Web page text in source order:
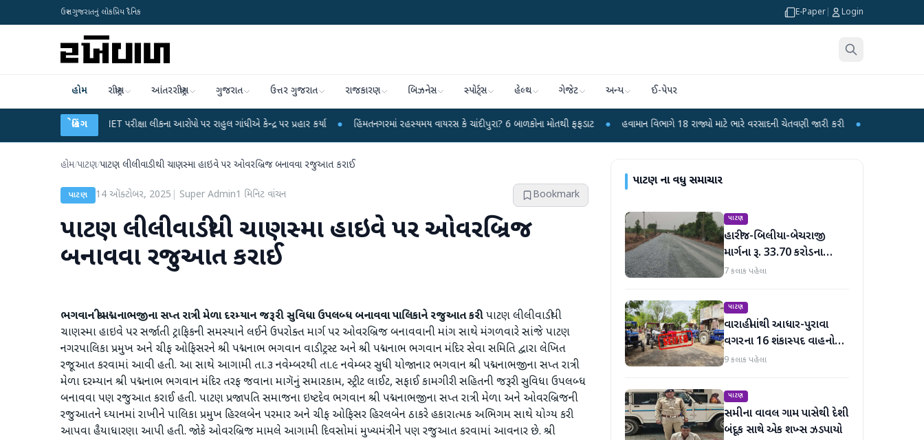
ઉત્તર ગુજરાતનું લોકપ્રિય દૈનિક E-Paper Login
હોમ રાષ્ટ્રીય આંતરરાષ્ટ્રીય ગુજરાત ઉત્તર ગુજરાત રાજકારણ બિઝનેસ સ્પોર્ટ્સ હેલ્થ ગેજેટ અન્ય ઈ-પેપર
બ્રેકિંગ
UGC-NET પરીક્ષા લીકના આરોપો પર રાહુલ ગાંધીએ કેન્દ્ર પર પ્રહાર કર્યા ● હિંમતનગરમાં રહસ્યમય વાયરસ કે ચાંદીપુરા? 6 બાળકોના મોતથી ફફડાટ ● હવામાન વિભાગે 18 રાજ્યો માટે ભારે વરસાદની ચેતવણી જારી કરી ● સિદ્ધપુરથી બોમ્બ બનાવવાની
હોમ/પાટણ/પાટણ લીલીવાડીથી ચાણસ્મા હાઇવે પર ઓવરબ્રિજ બનાવવા રજુઆત કરાઈ
પાટણ 14 ઑક્ટોબર, 2025 Super Admin1 મિનિટ વાંચન Bookmark
પાટણ લીલીવાડીથી ચાણસ્મા હાઇવે પર ઓવરબ્રિજ
બનાવવા રજુઆત કરાઈ
ભગવાન શ્રી પદ્મનાભજીના સપ્ત રાત્રી મેળા દરમ્યાન જરૂરી સુવિધા ઉપલબ્ધ બનાવવા પાલિકાને રજુઆત કરીપાટણ લીલીવાડીથી
ચાણસ્મા હાઇવે પર સર્જાતી ટ્રાફિકની સમસ્યાને લઈને ઉપરોક્ત માર્ગ પર ઓવરબ્રિજ બનાવવાની માંગ સાથે મંગળવારે સાંજે પાટણ
નગરપાલિકા પ્રમુખ અને ચીફ ઓફિસરને શ્રી પદ્મનાભ ભગવાન વાડી ટ્રસ્ટ અને શ્રી પદ્મનાભ ભગવાન મંદિર સેવા સમિતિ દ્વારા લેખિત
રજૂઆત કરવામાં આવી હતી. આ સાથે આગામી તા.૩ નવેમ્બરથી તા.૯ નવેમ્બર સુધી યોજાનાર ભગવાન શ્રી પદ્મનાભજીના સપ્ત રાત્રી
મેળા દરમ્યાન શ્રી પદ્મનાભ ભગવાન મંદિર તરફ જવાના માગૅનું સમારકામ, સ્ટ્રીટ લાઈટ, સફાઈ કામગીરી સહિતની જરૂરી સુવિધા ઉપલબ્ધ
બનાવવા પણ રજુઆત કરાઈ હતી. પાટણ પ્રજાપતિ સમાજના ઇષ્ટદેવ ભગવાન શ્રી પદ્મનાભજીના સપ્ત રાત્રી મેળા અને ઓવરબ્રિજની
રજુઆતને ધ્યાનમાં રાખીને પાલિકા પ્રમુખ હિરલબેન પરમાર અને ચીફ ઓફિસર હિરલબેન ઠાકરે હકારાત્મક અભિગમ સાથે યોગ્ય કરી
આપવા હૈયાધારણા આપી હતી. જોકે ઓવરબ્રિજ મામલે આગામી દિવસોમાં મુખ્યમંત્રીને પણ રજુઆત કરવામાં આવનાર છે. શ્રી
પાટણના વધુ સમાચાર
પાટણ
હારીજ-બિલીયા-બેચરાજી
માર્ગના રૂ. 33.70 કરોડના
વિકાસ કામો પૂરજોશમાં
7 કલાક પહેલા
પાટણ
વારાહીમાંથી આધાર-પુરાવા
વગરના 16 શંકાસ્પદ વાહનો
જપ્ત કરતી LCB પોલીસ
9 કલાક પહેલા
પાટણ
સમીના વાવલ ગામ પાસેથી દેશી
બંદૂક સાથે એક શખ્સ ઝડપાયો